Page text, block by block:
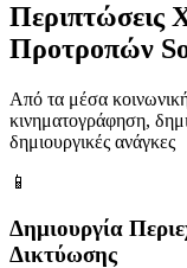
Περιπτώσεις
Προτροπών
Από τα μέσα
κινηματογράφηση,
δημιουργικές ανάγκες
📱
Δημιουργία
Δικτύωσης